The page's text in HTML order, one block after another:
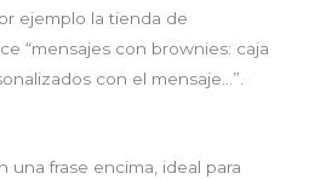
ejemplo la tienda de
“mensajes con brownies: caja
con el mensaje…”.
una frase encima, ideal para